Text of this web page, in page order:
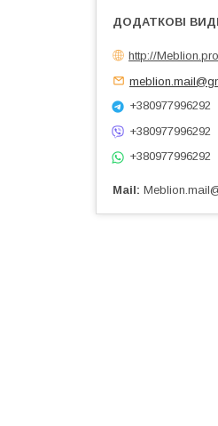
http://
+380977996292
+380977996292
+380977996292
Мail